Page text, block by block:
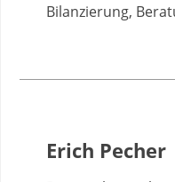
Bilanzierung,
Erich Pecher